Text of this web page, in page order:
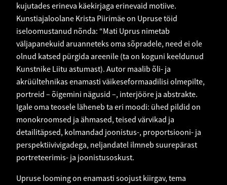
kujutades erineva käekirjaga erinevaid motiive.
Kunstiajaloolane Krista Piirimäe on Upruse töid
iseloomustanud nõnda: “Mati Uprus nimetab
väljapanekuid aruanneteks oma sõpradele, need ei ole
olnud katsed pürgida areenile (ta on koguni keeldunud
Kunstnike Liitu astumast). Autor maalib õli- ja
akrüültehnikas enamasti väikeseformaadilisi olmepilte,
portreid – õigemini nägusid –, interjööre ja abstrakte.
Igale oma teosele läheneb ta eri moodi: ühed pildid on
monokroomsed ja ähmased, teised värvikad ja
detailitäpsed, kolmandad joonistus-, proportsiooni- ja
perspektiivivigadega, neljandatel ilmneb suurepärast
portreteerimis- ja joonistusoskust.
Upruse looming on enamasti soojust kiirgav, tema